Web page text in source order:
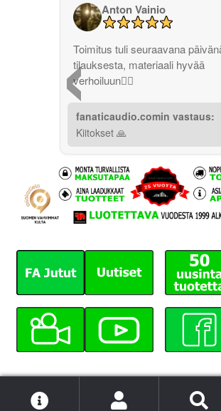
‹
Anton Vainio
Toimitus tuli seuraavana
tilauksesta, materiaali hyvää
verhoiluun👌🏽
fanaticaudio.comin vastaus:
Kiitokset 🙏
Haku